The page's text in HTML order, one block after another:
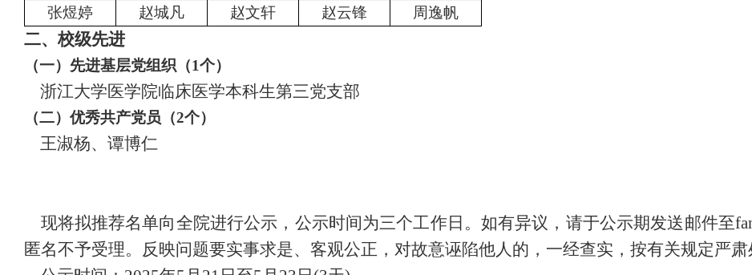
张煜婷
赵城凡 赵文轩 赵云锋 周逸帆
二、校级先进
（一） 先进基层党组织 （1个）
浙江大学医学院临床医学本科生第三党支部
（二）优秀共产党员（2个）
王淑杨、谭博仁
现将拟推荐名单向全院进行公示，公示时间为三个工作日。如有异议，请于公示期发送邮件至
匿名不予受理。反映问题要实事求是、客观公正，对故意诬陷他人的，一经查实，按有关规定严肃